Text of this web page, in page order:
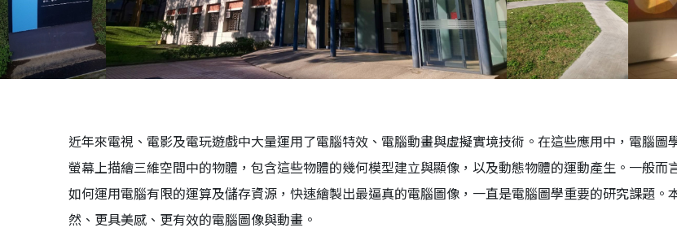
近年來電視、電影及電玩遊戲中大量運用了電腦特效、電腦動畫與虛擬實境技術。在這些應用中，電腦
螢幕上描繪三維空間中的物體，包含這些物體的幾何模型建立與顯像，以及動態物體的運動產生。一般
如何運用電腦有限的運算及儲存資源，快速繪製出最逼真的電腦圖像，一直是電腦圖學重要的研究課題
然、更具美感、更有效的電腦圖像與動畫。